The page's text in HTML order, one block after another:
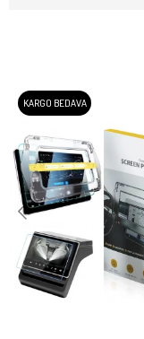
KARGO BEDAVA